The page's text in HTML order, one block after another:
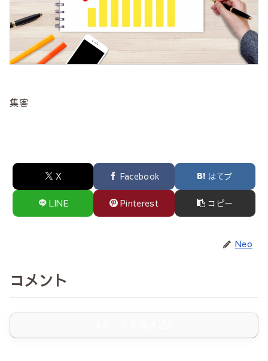
集客
X Facebook はてブ
LINE Pinterest コピー
Neo
コメント